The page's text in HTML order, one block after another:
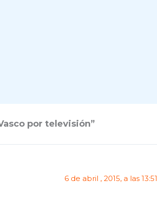
por televisión”
6 de abril , 2015, a las 13:51